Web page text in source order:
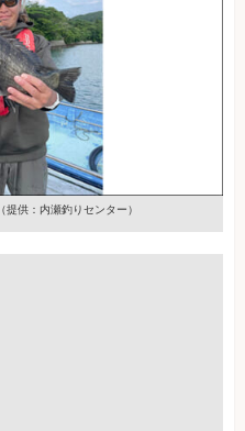
（提供：内瀬釣りセンター）